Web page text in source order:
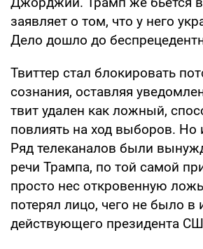
заявляет о том, что у него
Дело дошло до
Твиттер стал блокировать
сознания, оставляя
твит удален как ложный,
повлиять на ход выборов. Но
Ряд телеканалов были
речи Трампа, по той самой
просто нес откровенную
потерял лицо, чего не было в
действующего президента